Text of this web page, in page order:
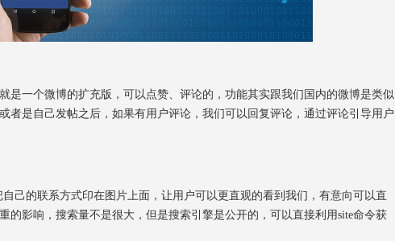
一个微博的扩充版，可以点赞、评论的，功能其实跟我们国内的微博是类似
者是自己发帖之后，如果有用户评论，我们可以回复评论，通过评论引导用户
的联系方式印在图片上面，让用户可以更直观的看到我们，有意向可以直
的影响，搜索量不是很大，但是搜索引擎是公开的，可以直接利用site命令获